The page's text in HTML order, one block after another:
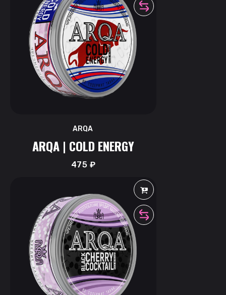
ARQA
ARQA | COLD ENERGY
475 ₽